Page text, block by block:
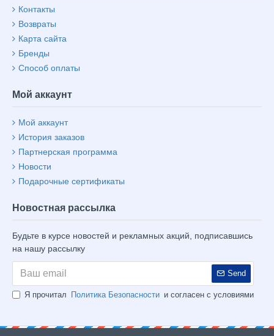
Контакты
Возвраты
Карта сайта
Бренды
Способ оплаты
Мой аккаунт
Мой аккаунт
История заказов
Партнерская программа
Новости
Подарочные сертификаты
Новостная рассылка
Будьте в курсе новостей и рекламных акций, подписавшись
на нашу рассылку
Send
Я прочитал Политика Безопасности и согласен с условиями